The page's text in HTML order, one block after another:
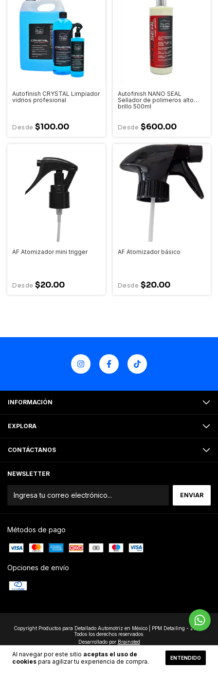
Al navegar por este sitio aceptas el uso de
cookies para agilizar tu experiencia de compra. ENTENDIDO
Autofinish CRYSTAL Limpiador
vidrios profesional
$100.00
Autofinish NANO SEAL
Sellador de polimeros alto
brillo 500ml
$600.00
AF Atomizador mini trigger
$20.00
AF Atomizador básico
$20.00
INFORMACIÓN
EXPLORA
CONTÁCTANOS
NEWSLETTER
Métodos de pago
Opciones de envío
Copyright Productos para Detallado Automotriz en México | PPM Detailing - 2026.
Todos los derechos reservados.
Desarrollado por Brainsted